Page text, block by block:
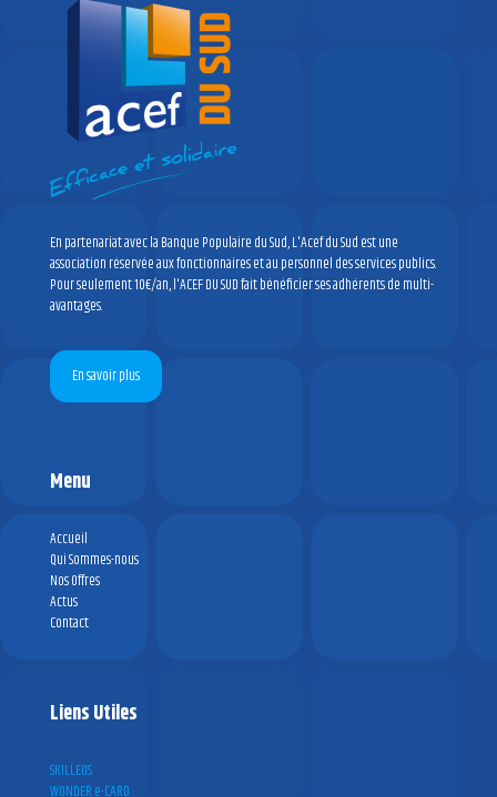
En partenariat avec la Banque Populaire du Sud, L'Acef du Sud est une
association réservée aux fonctionnaires et au personnel des services publics.
Pour seulement 10€/an, l'ACEF DU SUD fait bénéficier ses adhérents de multi-
avantages.
En savoir plus
Menu
Accueil
Qui Sommes-nous
Nos Offres
Actus
Contact
Liens Utiles
SKILLEOS
WONDER e-CARD